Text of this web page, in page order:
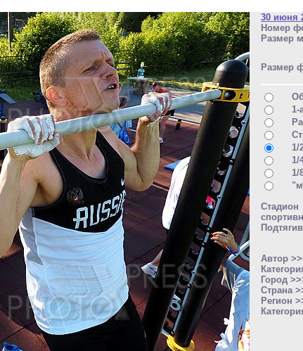
30 июня
Номер
Размер
Размер
1-
1/
1/
1/
Автор
Город
Страна
Регион